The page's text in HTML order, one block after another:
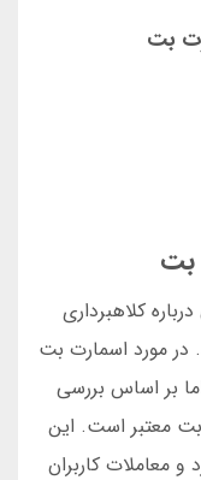
بت
بت
کلاهبرداری
مورد اسمارت بت
بر اساس بررسی
2024، اسمارت بت معتبر است. این
و معاملات کاربران